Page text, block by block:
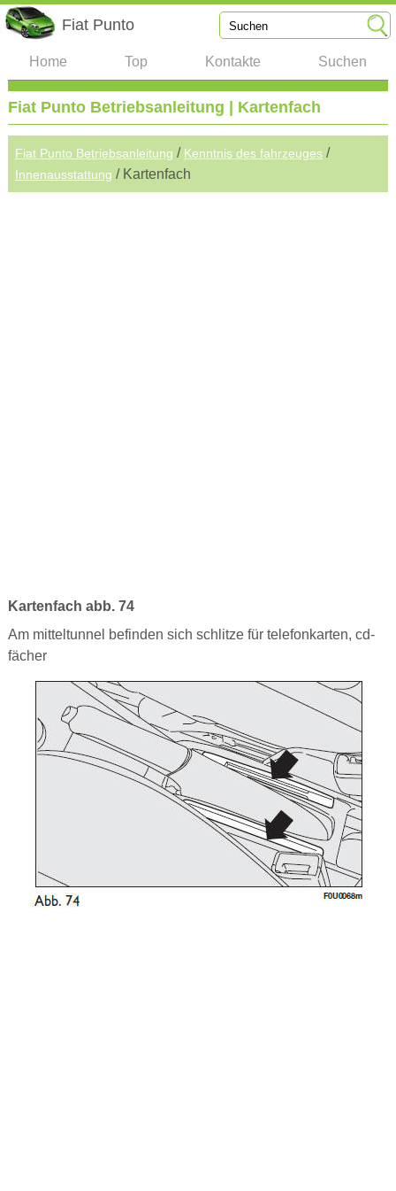
Fiat Punto
Home Top Kontakte Suchen
Fiat Punto Betriebsanleitung | Kartenfach
Fiat Punto Betriebsanleitung / Kenntnis des fahrzeuges/
Innenausstattung / Kartenfach
Kartenfach abb. 74
Am mitteltunnel befinden sich schlitze für telefonkarten, cd-
fächer